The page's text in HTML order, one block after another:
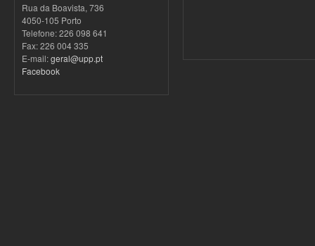
Rua da Boavista, 736
4050-105 Porto
Telefone: 226 098 641
Fax: 226 004 335
E-mail:geral@upp.pt
Facebook